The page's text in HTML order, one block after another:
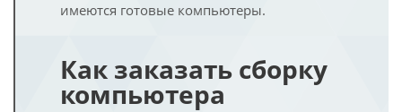
имеются готовые компьютеры.
Как заказать сборку
компьютера